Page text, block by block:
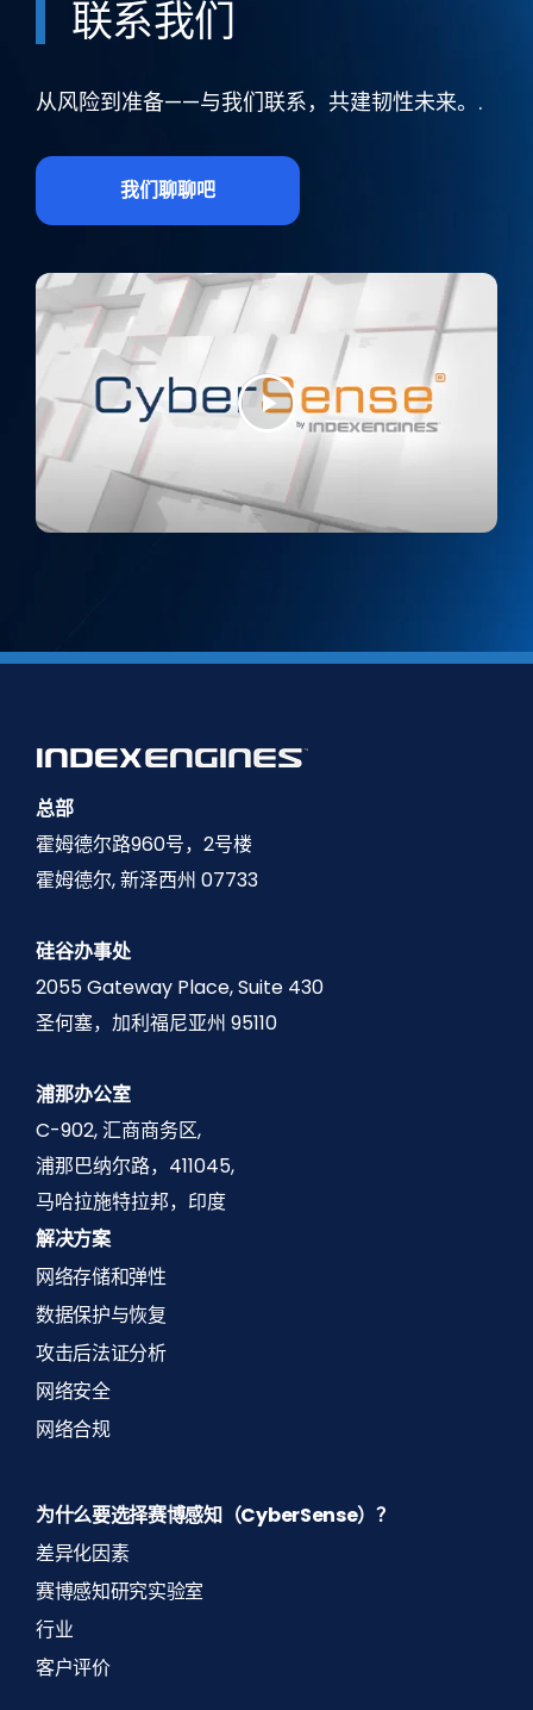
联系我们
从风险到准备——与我们联系，共建韧性未来。.
我们聊聊吧
总部
霍姆德尔路960号，2号楼
霍姆德尔, 新泽西州 07733
硅谷办事处
2055 Gateway Place, Suite 430
圣何塞，加利福尼亚州 95110
浦那办公室
C-902, 汇商商务区,
浦那巴纳尔路，411045,
马哈拉施特拉邦，印度
解决方案
网络存储和弹性
数据保护与恢复
攻击后法证分析
网络安全
网络合规
为什么要选择赛博感知（CyberSense）？
差异化因素
赛博感知研究实验室
行业
客户评价